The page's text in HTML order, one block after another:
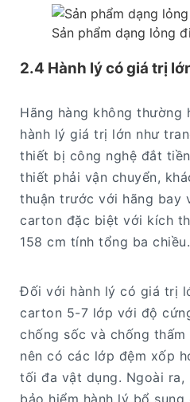
Sản phẩm dạng lỏng
2.4 Hành lý có giá trị
Hãng hàng không thường
hành lý giá trị lớn như
thiết bị công nghệ đắt
thiết phải vận chuyển,
thuận trước với hãng bay
carton đặc biệt với kích
158 cm tính tổng ba chiều.
Đối với hành lý có giá trị
carton 5-7 lớp với độ
chống sốc và chống
nên có các lớp đệm xốp
tối đa vật dụng. Ngoài ra,